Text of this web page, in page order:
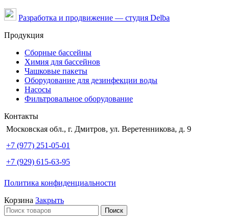
Разработка и продвижение — студия Delba
Продукция
Сборные бассейны
Химия для бассейнов
Чашковые пакеты
Оборудование для дезинфекции воды
Насосы
Фильтровальное оборудование
Контакты
Московская обл., г. Дмитров, ул. Веретенникова, д. 9
+7 (977) 251-05-01
+7 (929) 615-63-95
Политика конфиденциальности
Корзина Закрыть
Поиск